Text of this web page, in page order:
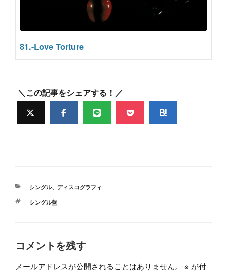
81.-Love Torture
＼この記事をシェアする！／
カ
ゴ
シングル、 ディスコグラフィ
タ
シングル盤
コメントを残す
メールアドレスが公開されることはありません。 ※ が付